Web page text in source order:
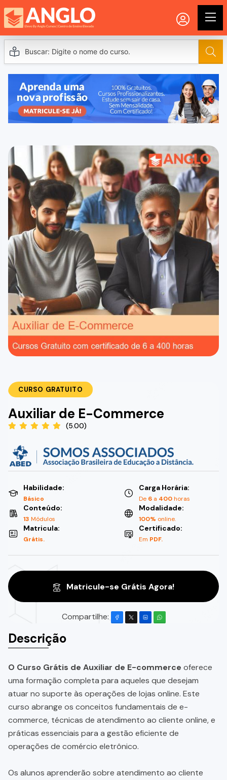
CURSO GRATUITO
Auxiliar de E-Commerce
(5.00)
Habilidade:
Básico
Carga Horária:
De 6 a 400horas
Conteúdo:
13 Módulos
Modalidade:
100% online.
Matricula:
Grátis.
Certificado:
Em PDF.
Matricule-se Grátis Agora!
Compartilhe:
Descrição
O Curso Grátis de Auxiliar de E-commerce oferece
uma formação completa para aqueles que desejam
atuar no suporte às operações de lojas online. Este
curso abrange os conceitos fundamentais de e-
commerce, técnicas de atendimento ao cliente online, e
práticas essenciais para a gestão eficiente de
operações de comércio eletrônico.
Os alunos aprenderão sobre atendimento ao cliente